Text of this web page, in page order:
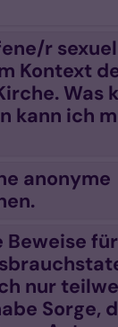
r
Kontext
Was
kann ich
anonyme
Beweise
nur
Sorge,